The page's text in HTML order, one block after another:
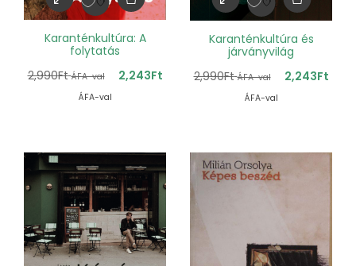
Karanténkultúra: A
folytatás
2,990Ft ÁFA-val 2,243Ft
ÁFA-val
Karanténkultúra és
járványvilág
2,990Ft ÁFA-val 2,243Ft
ÁFA-val